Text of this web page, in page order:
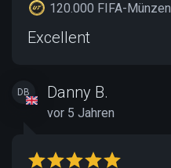
120.000 FIFA-Münzen
Excellent
DB Danny B.
vor 5 Jahren